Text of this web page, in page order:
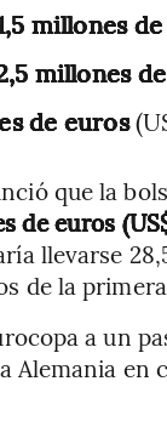
millones
millones
de euros
que la
de euros
llevarse
de la
a un
Alemania en